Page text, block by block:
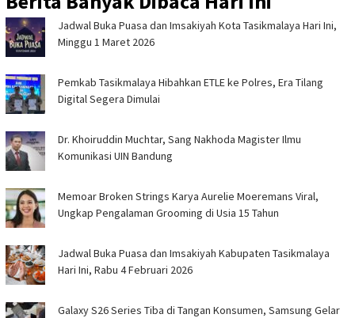
Jadwal Buka Puasa dan Imsakiyah Kota Tasikmalaya Hari Ini,
Minggu 1 Maret 2026
Pemkab Tasikmalaya Hibahkan ETLE ke Polres, Era Tilang
Digital Segera Dimulai
Dr. Khoiruddin Muchtar, Sang Nakhoda Magister Ilmu
Komunikasi UIN Bandung
Memoar Broken Strings Karya Aurelie Moeremans Viral,
Ungkap Pengalaman Grooming di Usia 15 Tahun
Jadwal Buka Puasa dan Imsakiyah Kabupaten Tasikmalaya
Hari Ini, Rabu 4 Februari 2026
Galaxy S26 Series Tiba di Tangan Konsumen, Samsung Gelar